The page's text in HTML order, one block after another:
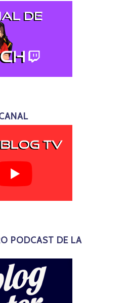
PODCAST DE LA